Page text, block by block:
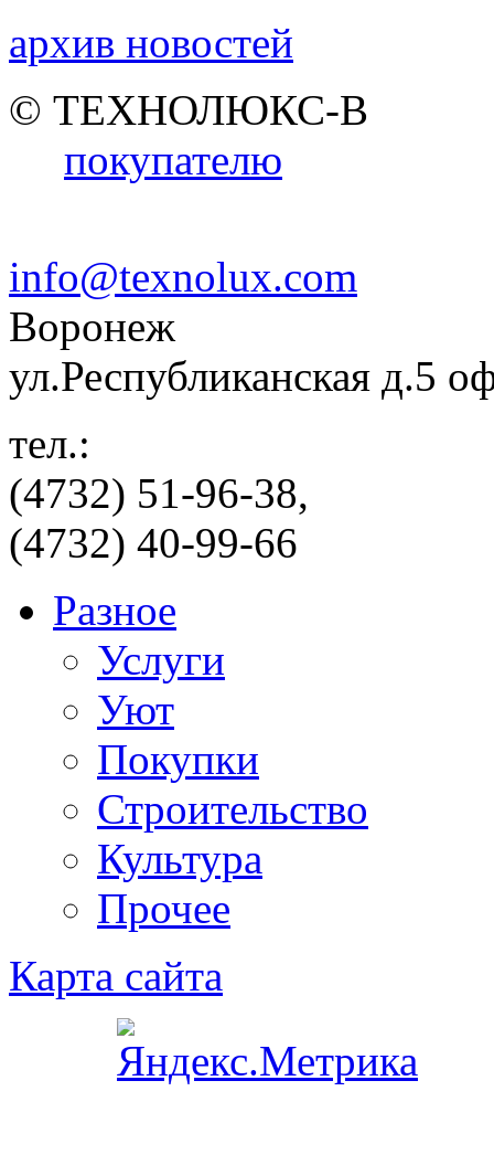
архив новостей
© ТЕХНОЛЮКС-В
покупателю
info@texnolux.com
Воронеж
ул.Республиканская д.5
тел.:
(4732) 51-96-38,
(4732) 40-99-66
Разное
Услуги
Уют
Покупки
Строительство
Культура
Прочее
Карта сайта